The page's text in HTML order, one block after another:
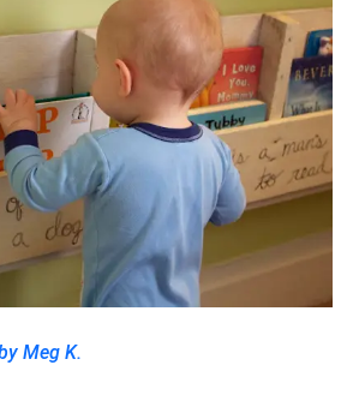
Meg K.